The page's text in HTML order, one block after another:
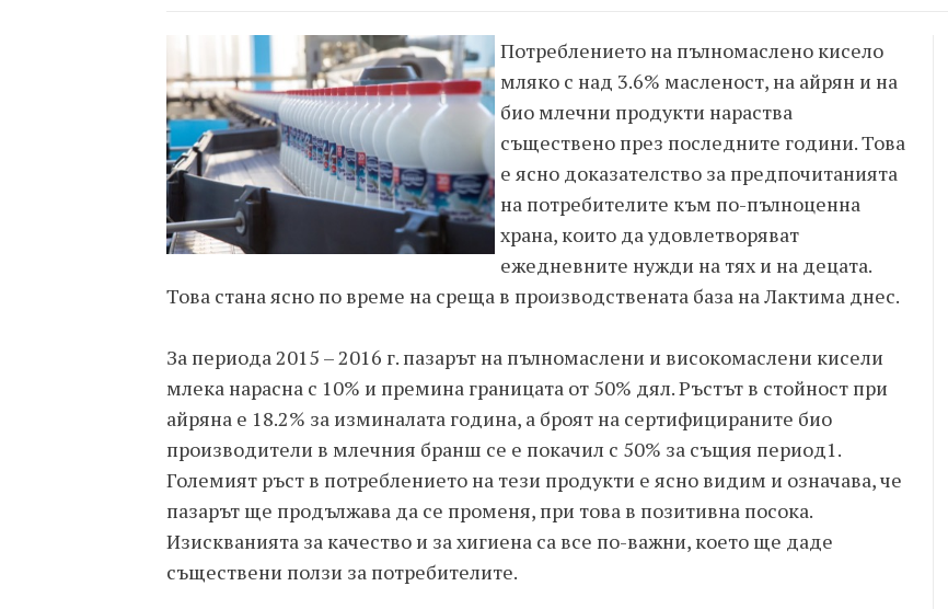
Потреблението на пълномаслено кисело
мляко с над 3.6% масленост, на айрян и на
био млечни продукти нараства
съществено през последните години. Това
е ясно доказателство за предпочитанията
на потребителите към по-пълноценна
храна, които да удовлетворяват
ежедневните нужди на тях и на децата.
Това стана ясно по време на среща в производствената база на Лактима днес.
За периода 2015 – 2016 г. пазарът на пълномаслени и високомаслени кисели
млека нарасна с 10% и премина границата от 50% дял. Ръстът в стойност при
айряна е 18.2% за изминалата година, а броят на сертифицираните био
производители в млечния бранш се е покачил с 50% за същия период1.
Големият ръст в потреблението на тези продукти е ясно видим и означава, че
пазарът ще продължава да се променя, при това в позитивна посока.
Изискванията за качество и за хигиена са все по-важни, което ще даде
съществени ползи за потребителите.